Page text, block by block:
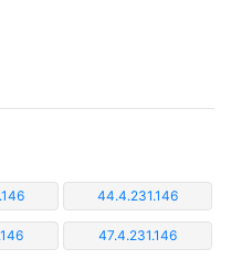
44.4.231.146
47.4.231.146